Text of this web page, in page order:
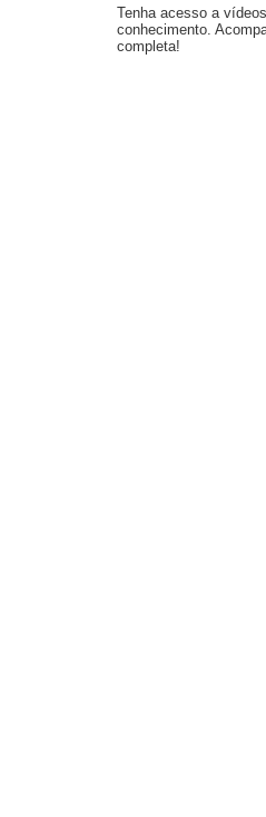
Tenha acesso a
conhecimento.
completa!